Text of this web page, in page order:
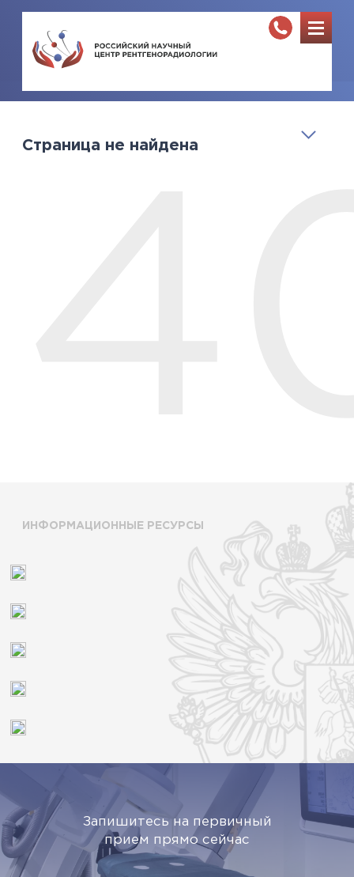
Страница не найдена
ИНФОРМАЦИОННЫЕ РЕСУРСЫ
Запишитесь на первичный
прием прямо сейчас